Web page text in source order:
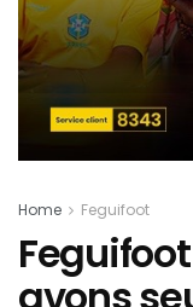
Home Feguifoot